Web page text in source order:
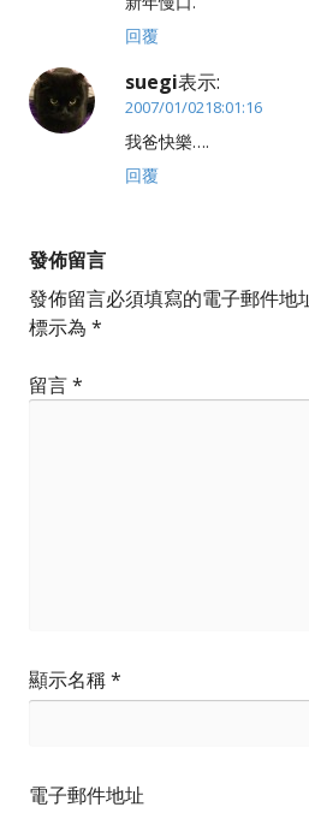
回覆
suegi表示:
2007/01/0218:01:16
我爸快樂….
回覆
發佈留言
發佈留言必須填寫的電子郵件地
標示為 *
留言*
顯示名稱*
電子郵件地址